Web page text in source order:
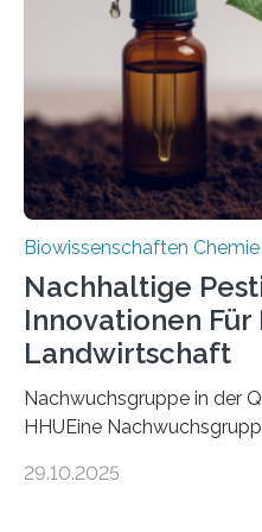
fossile Nachweis einer
stellt gleichzeitig den
Mückenlarve aus dem
Biowissenschaften Chemie
Nachhaltige
Innovationen Für
Landwirtschaft
Nachwuchsgruppe in der
HHUEine
fünf Jahren erforschen, wie
29.10.2025